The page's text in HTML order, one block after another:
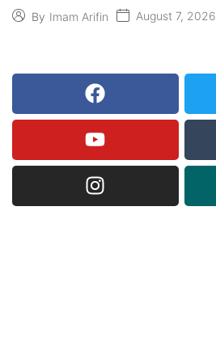
“Jangan Nodai BETAH dan
By Imam Arifin August 7, 2026